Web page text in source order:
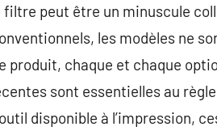
peut être un minuscule
les modèles ne
chaque et chaque
sont essentielles au
disponible à l’impression,